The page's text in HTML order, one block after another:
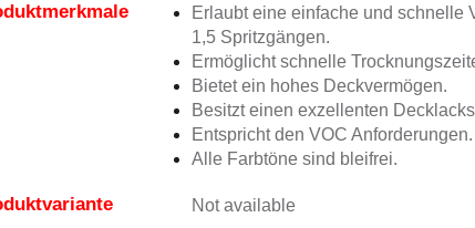
Erlaubt eine einfache und schnelle
1,5 Spritzgängen.
Ermöglicht schnelle
Bietet ein hohes Deckvermögen.
Besitzt einen exzellenten
Entspricht den VOC Anforderungen.
Alle Farbtöne sind bleifrei.
Not available